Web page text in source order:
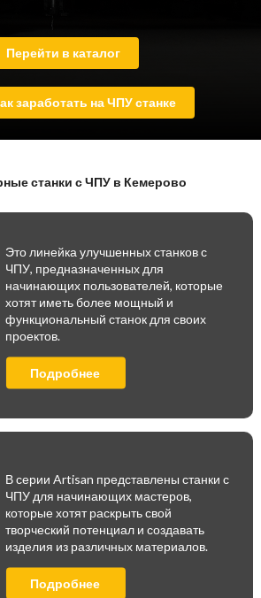
Перейти в каталог
заработать на ЧПУ станке
станки с ЧПУ в Кемерово
Это линейка улучшенных станков с
ЧПУ, предназначенных для
начинающих пользователей, которые
хотят иметь более мощный и
функциональный станок для своих
проектов.
Подробнее
В серии Artisan представлены станки с
ЧПУ для начинающих мастеров,
которые хотят раскрыть свой
творческий потенциал и создавать
изделия из различных материалов.
Подробнее